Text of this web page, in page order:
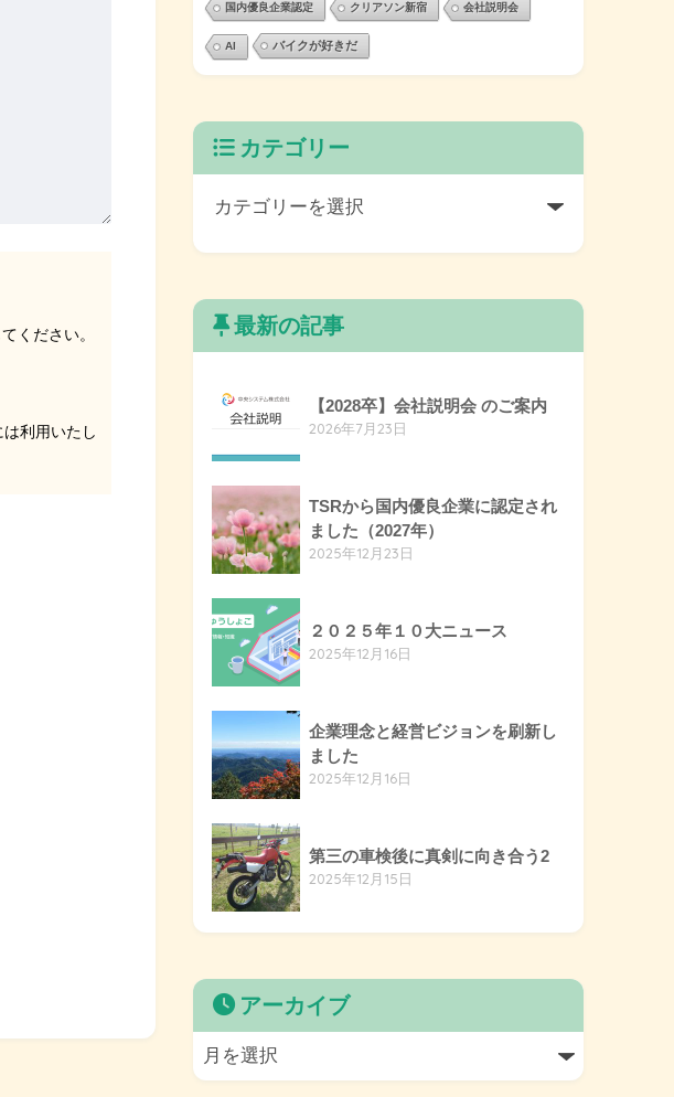
国内優良企業認定 クリアソン新宿 会社説明会
AI バイクが好きだ
カテゴリー
最新の記事
【2028卒】会社説明会 のご案内
2026年7月23日
TSRから国内優良企業に認定され
ました（2027年）
2025年12月23日
２０２５年１０大ニュース
2025年12月16日
企業理念と経営ビジョンを刷新し
ました
2025年12月16日
第三の車検後に真剣に向き合う2
2025年12月15日
アーカイブ